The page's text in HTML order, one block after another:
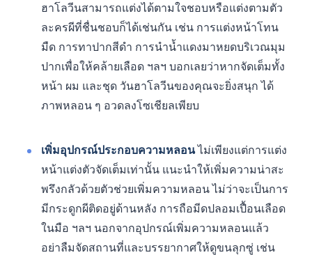
ฮาโลวีนสามารถแต่งได้ตามใจชอบหรือแต่งตามตัว
ละครผีที่ชื่นชอบก็ได้เช่นกัน เช่น การแต่งหน้าโทน
มืด การทาปากสีดำ การนำน้ำแดงมาหยดบริเวณมุม
ปากเพื่อให้คล้ายเลือด ฯลฯ บอกเลยว่าหากจัดเต็มทั้ง
หน้า ผม และชุด วันฮาโลวีนของคุณจะยิ่งสนุก ได้
ภาพหลอน ๆ อวดลงโซเชียลเพียบ
เพิ่มอุปกรณ์ประกอบความหลอนไม่เพียงแต่การแต่ง
หน้าแต่งตัวจัดเต็มเท่านั้น แนะนำให้เพิ่มความน่าสะ
พรึงกลัวด้วยตัวช่วยเพิ่มความหลอน ไม่ว่าจะเป็นการ
มีกระดูกผีติดอยู่ด้านหลัง การถือมีดปลอมเปื้อนเลือด
ในมือ ฯลฯ นอกจากอุปกรณ์เพิ่มความหลอนแล้ว
อย่าลืมจัดสถานที่และบรรยากาศให้ดูขนลุกซู่ เช่น